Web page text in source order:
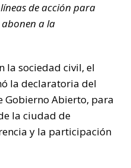
de acción para
a la
la sociedad civil, el
la declaratoria del
Gobierno Abierto, para
la ciudad de
y la participación